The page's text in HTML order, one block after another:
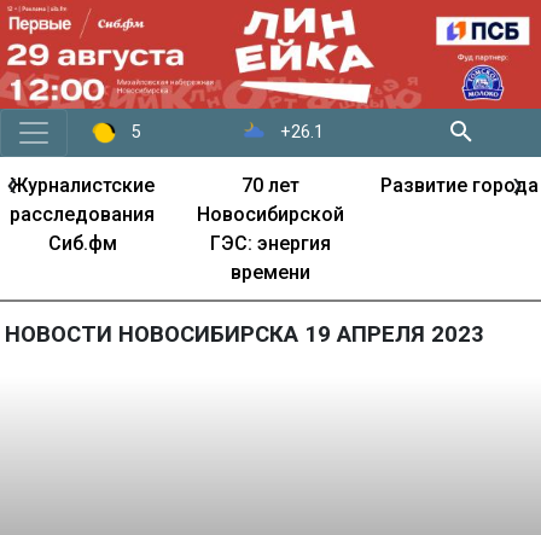
5 +26.1
Журналистские
расследования
Сиб.фм
70 лет
Новосибирской
ГЭС: энергия
времени
Развитие города
‹ ›
НОВОСТИ НОВОСИБИРСКА 19 АПРЕЛЯ 2023